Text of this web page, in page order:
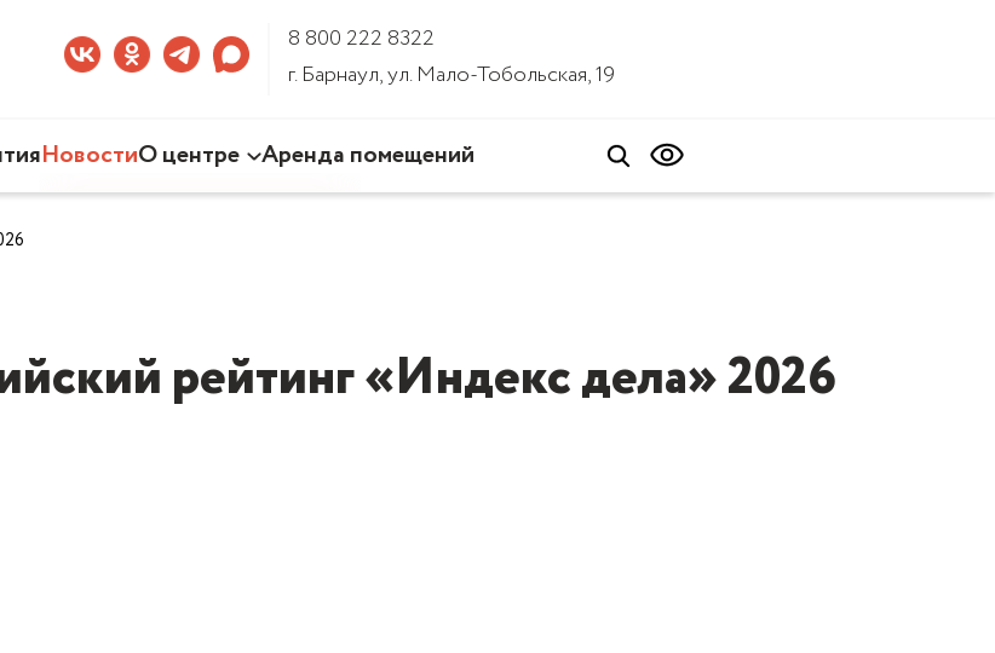
8 800 222 8322
г. Барнаул, ул. Мало-Тобольская, 19
НовостиО центре
3D-тур по Центру
Аренда помещений
рейтинг «Индекс дела» 2026